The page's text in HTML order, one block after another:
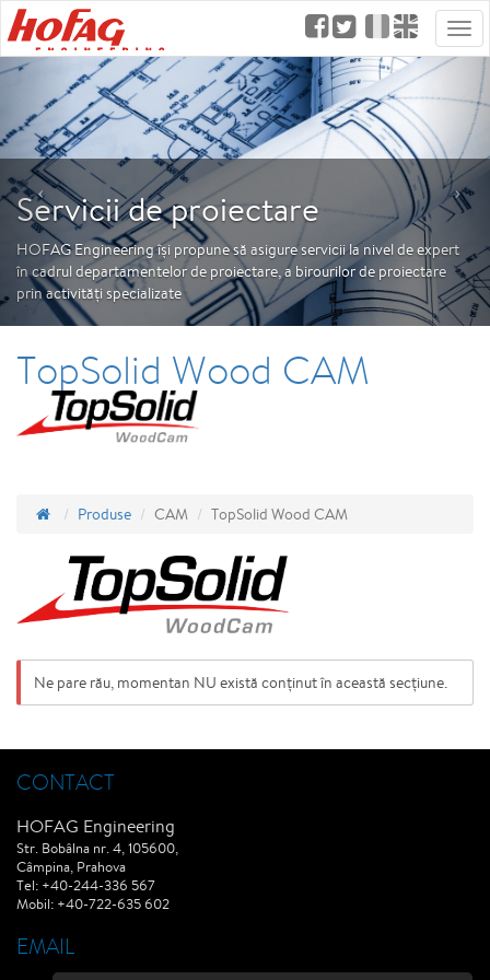
Servicii de proiectare
HOFAG Engineering își propune să asigure servicii la nivel de expert
în cadrul departamentelor de proiectare, a birourilor de proiectare
prin activități specializate
TopSolid Wood CAM
Produse CAM TopSolid Wood CAM
Ne pare rău, momentan NU există conținut în această secțiune.
CONTACT
HOFAG Engineering
Str. Bobâlna nr. 4, 105600,
Câmpina, Prahova
Tel: +40-244-336 567
Mobil: +40-722-635 602
EMAIL